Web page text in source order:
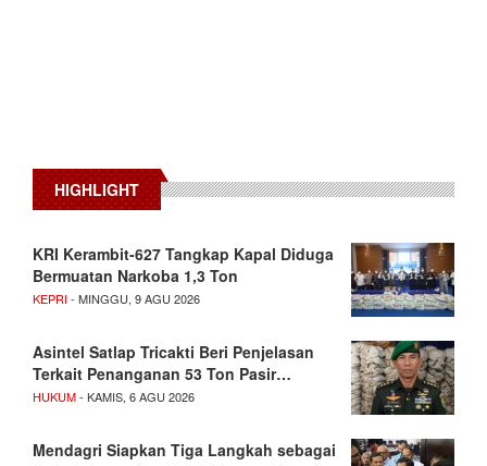
HIGHLIGHT
KRI Kerambit-627 Tangkap Kapal Diduga
Bermuatan Narkoba 1,3 Ton
KEPRI- MINGGU, 9 AGU 2026
Asintel Satlap Tricakti Beri Penjelasan
Terkait Penanganan 53 Ton Pasir…
HUKUM- KAMIS, 6 AGU 2026
Mendagri Siapkan Tiga Langkah sebagai